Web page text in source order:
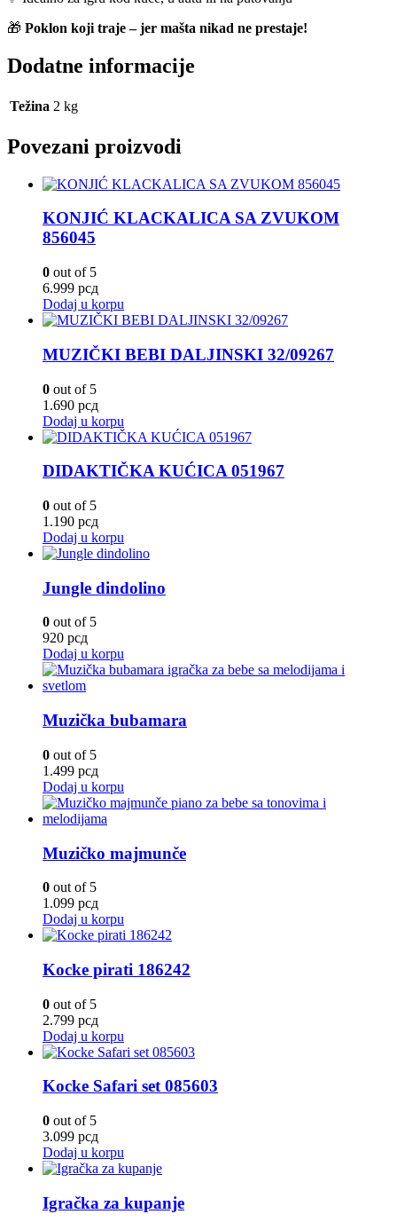
🎁 Poklon koji traje – jer mašta nikad ne prestaje!
Dodatne informacije
Težina 2 kg
Povezani proizvodi
KONJIĆ KLACKALICA SA ZVUKOM
856045
0 out of 5
6.999 рсд
Dodaj u korpu
MUZIČKI BEBI DALJINSKI 32/09267
0 out of 5
1.690 рсд
Dodaj u korpu
DIDAKTIČKA KUĆICA 051967
0 out of 5
1.190 рсд
Dodaj u korpu
Jungle dindolino
0 out of 5
920 рсд
Dodaj u korpu
Muzička bubamara
0 out of 5
1.499 рсд
Dodaj u korpu
Muzičko majmunče
0 out of 5
1.099 рсд
Dodaj u korpu
Kocke pirati 186242
0 out of 5
2.799 рсд
Dodaj u korpu
Kocke Safari set 085603
0 out of 5
3.099 рсд
Dodaj u korpu
Igračka za kupanje